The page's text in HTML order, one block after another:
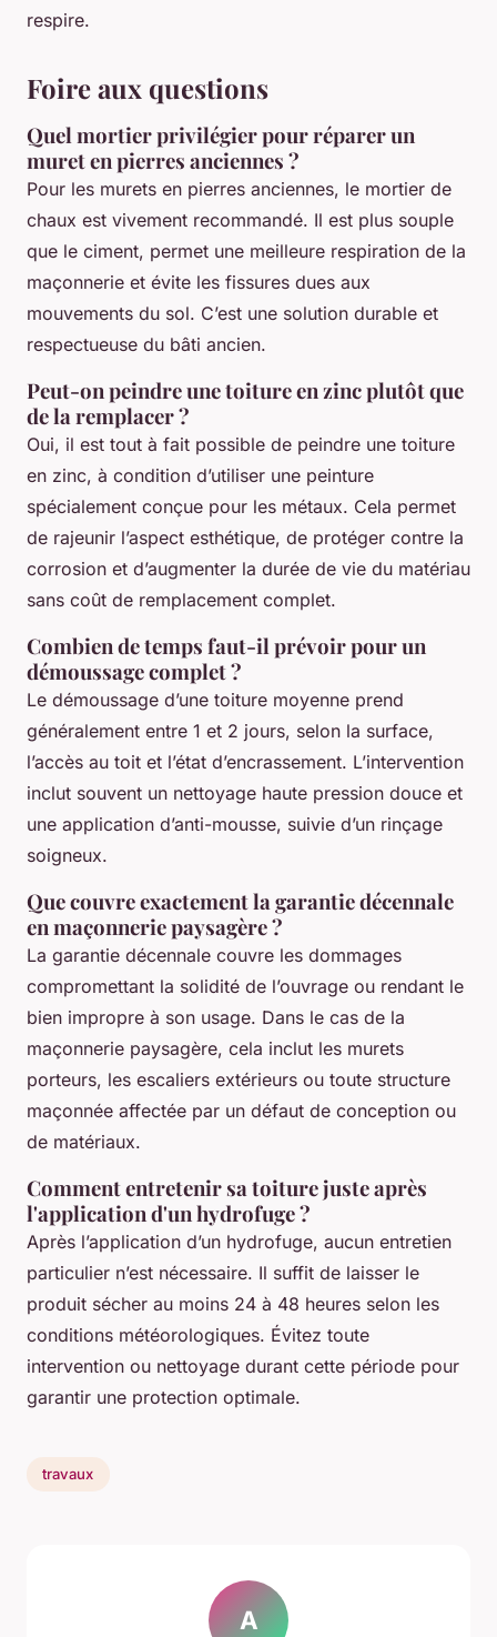
respire.
Foire aux questions
Quel mortier privilégier pour réparer un
muret en pierres anciennes ?
Pour les murets en pierres anciennes, le mortier de
chaux est vivement recommandé. Il est plus souple
que le ciment, permet une meilleure respiration de la
maçonnerie et évite les fissures dues aux
mouvements du sol. C’est une solution durable et
respectueuse du bâti ancien.
Peut-on peindre une toiture en zinc plutôt que
de la remplacer ?
Oui, il est tout à fait possible de peindre une toiture
en zinc, à condition d’utiliser une peinture
spécialement conçue pour les métaux. Cela permet
de rajeunir l’aspect esthétique, de protéger contre la
corrosion et d’augmenter la durée de vie du matériau
sans coût de remplacement complet.
Combien de temps faut-il prévoir pour un
démoussage complet ?
Le démoussage d’une toiture moyenne prend
généralement entre 1 et 2 jours, selon la surface,
l’accès au toit et l’état d’encrassement. L’intervention
inclut souvent un nettoyage haute pression douce et
une application d’anti-mousse, suivie d’un rinçage
soigneux.
Que couvre exactement la garantie décennale
en maçonnerie paysagère ?
La garantie décennale couvre les dommages
compromettant la solidité de l’ouvrage ou rendant le
bien impropre à son usage. Dans le cas de la
maçonnerie paysagère, cela inclut les murets
porteurs, les escaliers extérieurs ou toute structure
maçonnée affectée par un défaut de conception ou
de matériaux.
Comment entretenir sa toiture juste après
l'application d'un hydrofuge ?
Après l’application d’un hydrofuge, aucun entretien
particulier n’est nécessaire. Il suffit de laisser le
produit sécher au moins 24 à 48 heures selon les
conditions météorologiques. Évitez toute
intervention ou nettoyage durant cette période pour
garantir une protection optimale.
travaux
A